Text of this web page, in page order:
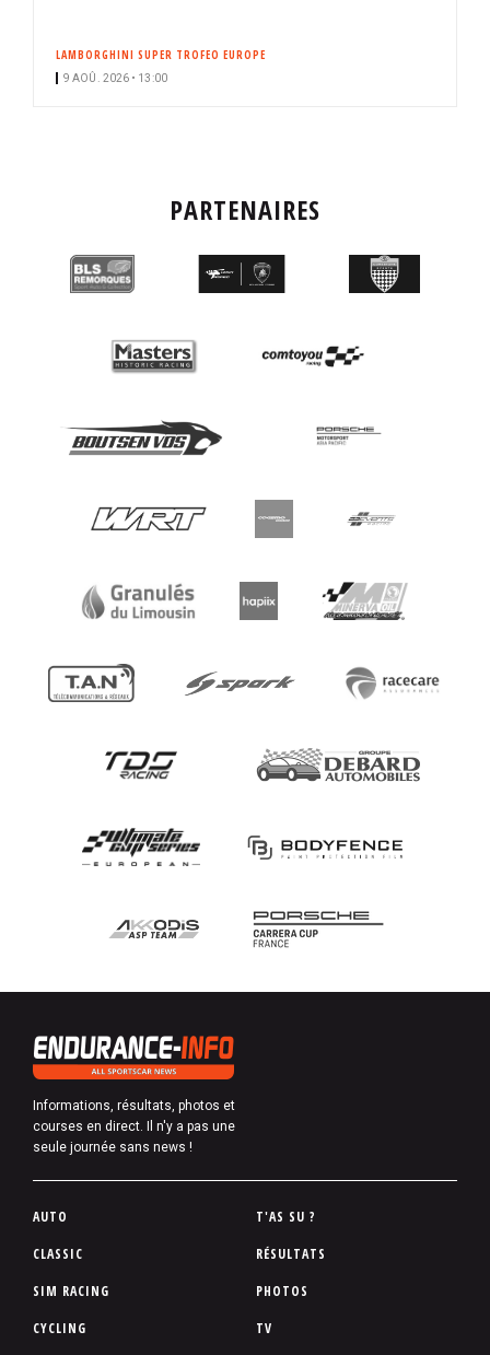
LAMBORGHINI SUPER TROFEO EUROPE
9 AOÛ. 2026 • 13:00
PARTENAIRES
Informations, résultats, photos et
courses en direct. Il n'y a pas une
seule journée sans news !
P
d
d
AUTO
CLASSIC
SIM RACING
CYCLING
T'AS SU ?
RÉSULTATS
PHOTOS
TV